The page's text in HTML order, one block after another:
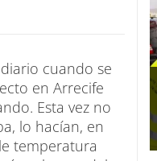
cuando se
en Arrecife
Esta vez no
lo hacían, en
temperatura